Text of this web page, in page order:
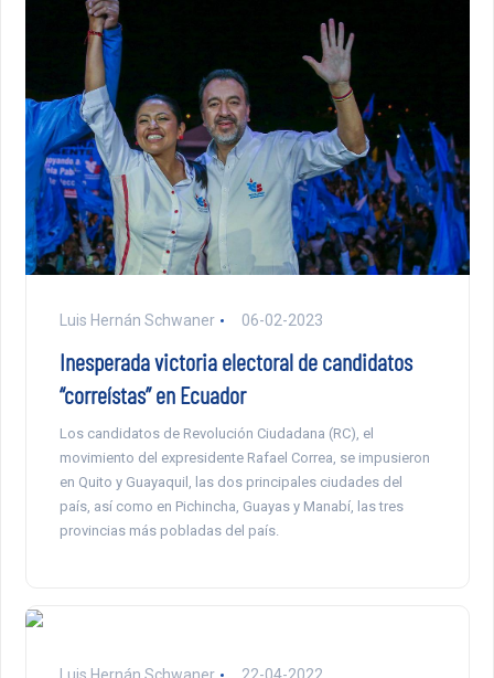
Luis Hernán Schwaner 06-02-2023
Inesperada victoria electoral de candidatos
“correístas” en Ecuador
Los candidatos de Revolución Ciudadana (RC), el
movimiento del expresidente Rafael Correa, se impusieron
en Quito y Guayaquil, las dos principales ciudades del
país, así como en Pichincha, Guayas y Manabí, las tres
provincias más pobladas del país.